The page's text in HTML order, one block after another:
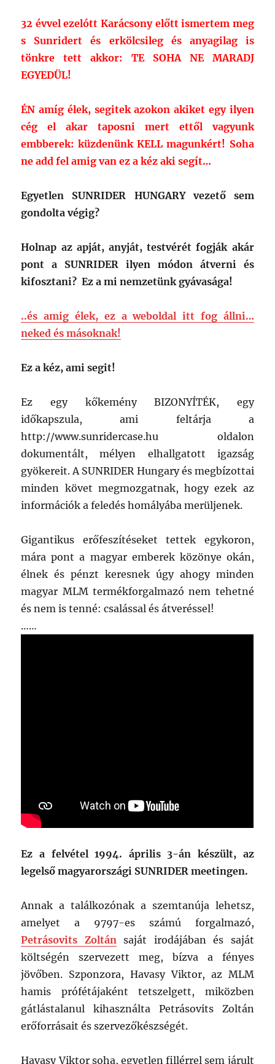
32 évvel ezelótt Karácsony előtt ismertem meg
s Sunridert és erkölcsileg és anyagilag is
tönkre tett akkor: TE SOHA NE MARADJ
EGYEDÜL!
ÉN amíg élek, segitek azokon akiket egy ilyen
cég el akar taposni mert ettől vagyunk
embberek: küzdenünk KELL magunkért! Soha
ne add fel amig van ez a kéz aki segít…
Egyetlen SUNRIDER HUNGARY vezető sem
gondolta végig?
Holnap az apját, anyját, testvérét fogják akár
pont a SUNRIDER ilyen módon átverni és
kifosztani? Ez a mi nemzetünk gyávasága!
..és amig élek, ez a weboldal itt fog állni…
neked és másoknak!
Ez a kéz, ami segit!
Ez egy kőkemény BIZONYÍTÉK, egy
időkapszula, ami feltárja a
http://www.sunridercase.hu oldalon
dokumentált, mélyen elhallgatott igazság
gyökereit. A SUNRIDER Hungary és megbízottai
minden követ megmozgatnak, hogy ezek az
információk a feledés homályába merüljenek.
Gigantikus erőfeszítéseket tettek egykoron,
mára pont a magyar emberek közönye okán,
élnek és pénzt keresnek úgy ahogy minden
magyar MLM termékforgalmazó nem tehetné
és nem is tenné: csalással és átveréssel!
……
Ez a felvétel 1994. április 3-án készült, az
legelső magyarországi SUNRIDER meetingen.
Annak a találkozónak a szemtanúja lehetsz,
amelyet a 9797-es számú forgalmazó,
Petrásovits Zoltán saját irodájában és saját
költségén szervezett meg, bízva a fényes
jövőben. Szponzora, Havasy Viktor, az MLM
hamis prófétájaként tetszelgett, miközben
gátlástalanul kihasználta Petrásovits Zoltán
erőforrásait és szervezőkészségét.
Havasy Viktor soha, egyetlen fillérrel sem járult